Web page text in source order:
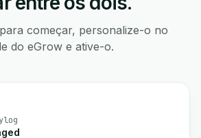
começar, personalize-o no
do eGrow e ative-o.